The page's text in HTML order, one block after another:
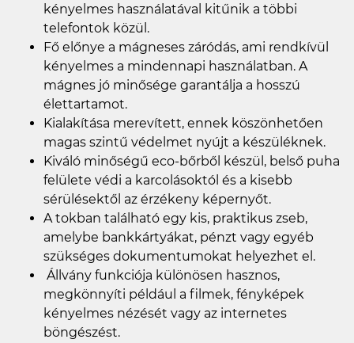
kényelmes használatával kitűnik a többi
telefontok közül.
Fő előnye a mágneses záródás, ami rendkívül
kényelmes a mindennapi használatban. A
mágnes jó minősége garantálja a hosszú
élettartamot.
Kialakítása merevített, ennek köszönhetően
magas szintű védelmet nyújt a készüléknek.
Kiváló minőségű eco-bőrből készül, belső puha
felülete védi a karcolásoktól és a kisebb
sérülésektől az érzékeny képernyőt.
A tokban található egy kis, praktikus zseb,
amelybe bankkártyákat, pénzt vagy egyéb
szükséges dokumentumokat helyezhet el.
Állvány funkciója különösen hasznos,
megkönnyíti például a filmek, fényképek
kényelmes nézését vagy az internetes
böngészést.